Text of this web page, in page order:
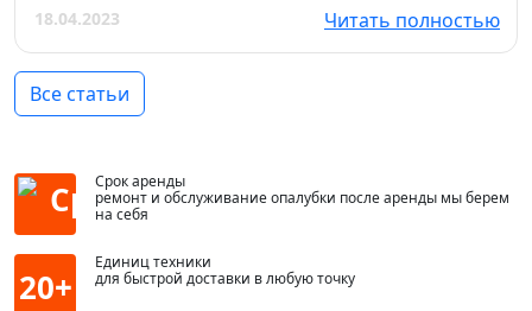
Читать полностью
18.04.2023
Все статьи
Срок аренды
ремонт и обслуживание опалубки после аренды мы берем
на себя
20+
Единиц техники
для быстрой доставки в любую точку